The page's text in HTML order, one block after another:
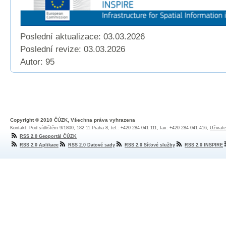
Poslední aktualizace: 03.03.2026
Poslední revize: 03.03.2026
Autor: 95
Copyright © 2010 ČÚZK, Všechna práva vyhrazena
Kontakt: Pod sídlištěm 9/1800, 182 11 Praha 8, tel.: +420 284 041 111, fax: +420 284 041 416,
RSS 2.0 Geoportál ČÚZK
RSS 2.0 Aplikace
RSS 2.0 Datové sady RSS 2.0 Síťové služby RSS 2.0 INSPIRE